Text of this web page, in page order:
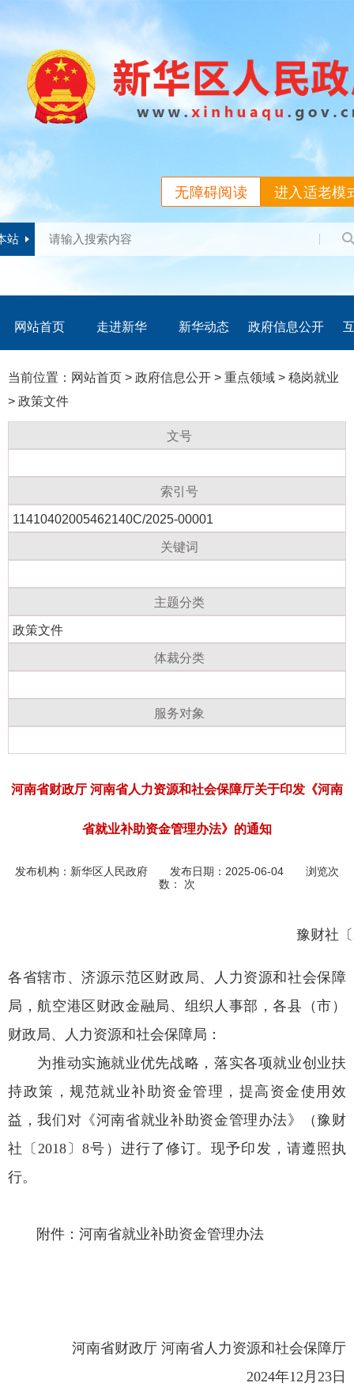
进入适老模
无障碍阅读
站
网站首页 走进新华 新华动态 政府信息公开
当前位置： 网站首页 > 政府信息公开 > 重点领域 > 稳岗就业
> 政策文件
文号
索引号
11410402005462140C/2025-00001
关键词
主题分类
政策文件
体裁分类
服务对象
河南省财政厅 河南省人力资源和社会保障厅关于印发《河南
省就业补助资金管理办法》的通知
发布机构： 新华区人民政府 发布日期：2025-06-04 浏览次
数：
次
豫财社
各省辖市、济源示范区财政局、
人力资源和社会保障
局 ，航空港区财政金融局、组织人事部，各县（市）
财政局、
人力资源和社会保障局 ：
为推动实施就业优先战略，落实各项就业创业扶
持政策，规范就业补助资金管理，提高资金使用效
益，我们对《河南省就业补助资金管理办法》（豫财
社〔2018〕8号）进行了修订。现予印发，请遵照执
行。
附件：河南省就业补助资金管理办法
河南省财政厅 河南省人力资源和社会保障厅
2024年12月23日